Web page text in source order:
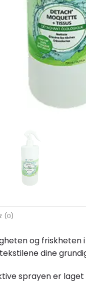
(0)
og
dine
sprayen er